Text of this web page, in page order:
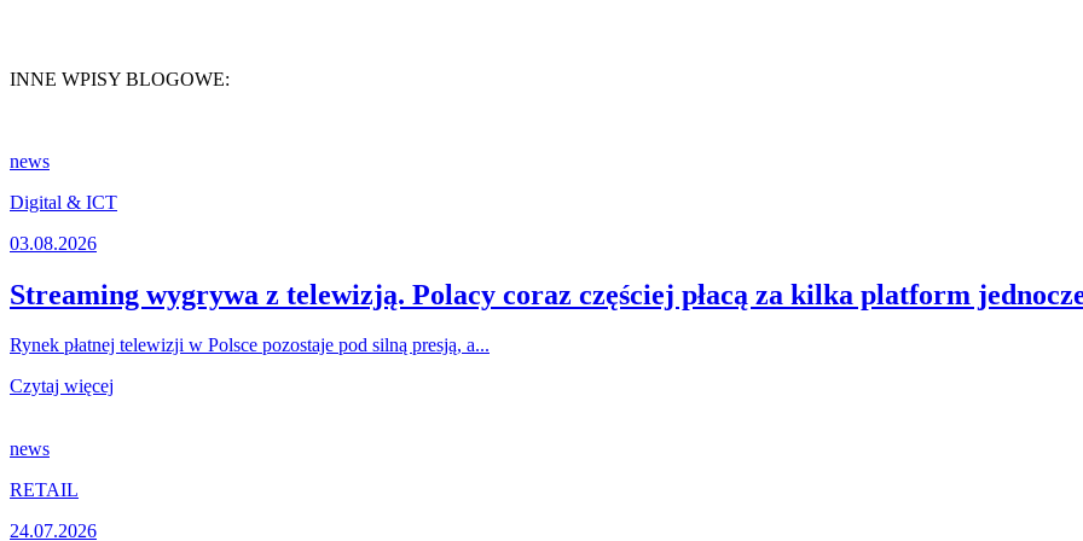
INNE WPISY BLOGOWE:
news
Digital & ICT
03.08.2026
Streaming wygrywa z telewizją. Polacy coraz częściej płacą za kilka platform
Rynek płatnej telewizji w Polsce pozostaje pod silną presją, a...
Czytaj więcej
news
RETAIL
24.07.2026